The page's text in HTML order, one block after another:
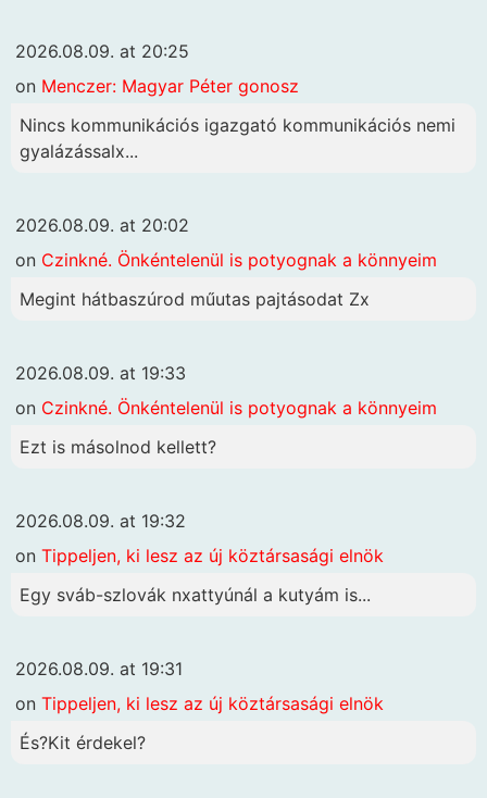
2026.08.09. at 20:25
on Menczer: Magyar Péter gonosz
Nincs kommunikációs igazgató kommunikációs nemi
gyalázássalx...
2026.08.09. at 20:02
on Czinkné. Önkéntelenül is potyognak a könnyeim
Megint hátbaszúrod műutas pajtásodat Zx
2026.08.09. at 19:33
on Czinkné. Önkéntelenül is potyognak a könnyeim
Ezt is másolnod kellett?
2026.08.09. at 19:32
on Tippeljen, ki lesz az új köztársasági elnök
Egy sváb-szlovák nxattyúnál a kutyám is...
2026.08.09. at 19:31
on Tippeljen, ki lesz az új köztársasági elnök
És?Kit érdekel?